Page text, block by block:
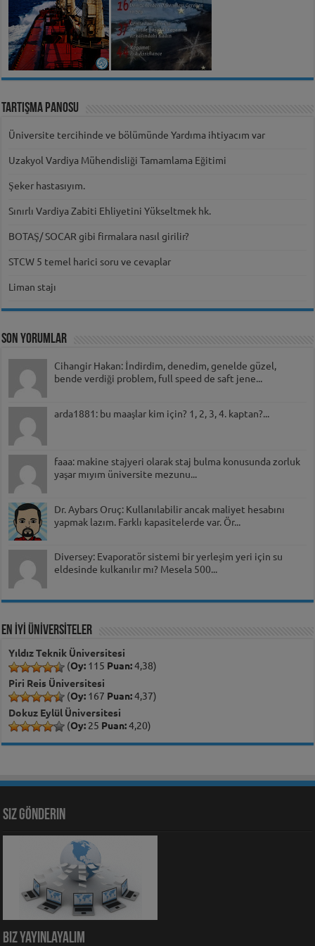
Tartışma Panosu
Üniversite tercihinde ve bölümünde Yardıma ihtiyacım var
Uzakyol Vardiya Mühendisliği Tamamlama Eğitimi
Şeker hastasıyım.
Sınırlı Vardiya Zabiti Ehliyetini Yükseltmek hk.
BOTAŞ/ SOCAR gibi firmalara nasıl girilir?
STCW 5 temel harici soru ve cevaplar
Liman stajı
Son Yorumlar
Cihangir Hakan: İndirdim, denedim, genelde güzel,
bende verdiği problem, full speed de saft jene...
arda1881: bu maaşlar kim için? 1, 2, 3, 4. kaptan?...
faaa: makine stajyeri olarak staj bulma konusunda zorluk
yaşar mıyım üniversite mezunu...
Dr. Aybars Oruç: Kullanılabilir ancak maliyet hesabını
yapmak lazım. Farklı kapasitelerde var. Ör...
Diversey: Evaporatör sistemi bir yerleşim yeri için su
eldesinde kulkanılır mı? Mesela 500...
EN İYİ ÜNİVERSİTELER
Yıldız Teknik Üniversitesi
(Oy: 115 Puan:4,38)
Piri Reis Üniversitesi
(Oy: 167 Puan:4,37)
Dokuz Eylül Üniversitesi
(Oy: 25 Puan:4,20)
Siz Gönderin
Biz Yayınlayalım